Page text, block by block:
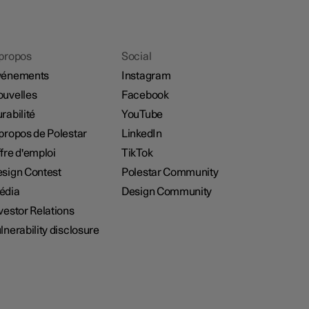
de Polestar
d'emploi
Contest
Relations
disclosure
Social
Instagram
Facebook
YouTube
LinkedIn
TikTok
Polestar Community
Design Community